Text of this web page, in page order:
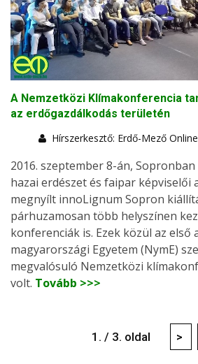
A Nemzetközi Klímakonferencia
az erdőgazdálkodás területén
Hírszerkesztő: Erdő-Mező Online
2016. szeptember 8-án,
hazai erdészet és faipar képviselői
megnyílt innoLignum Sopron
párhuzamosan több helyszínen
konferenciák is. Ezek közül az első
magyarországi Egyetem (NymE)
megvalósuló Nemzetközi
volt. Tovább >>>
1. / 3. oldal >